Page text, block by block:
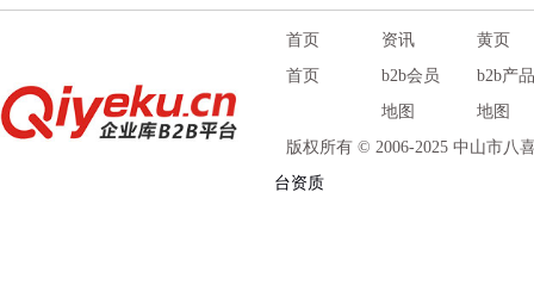
首页 资讯
黄页
首页
b2b会员
地图
b2b产品
地图
版权所有 © 2006-2025 中山市八
台资质